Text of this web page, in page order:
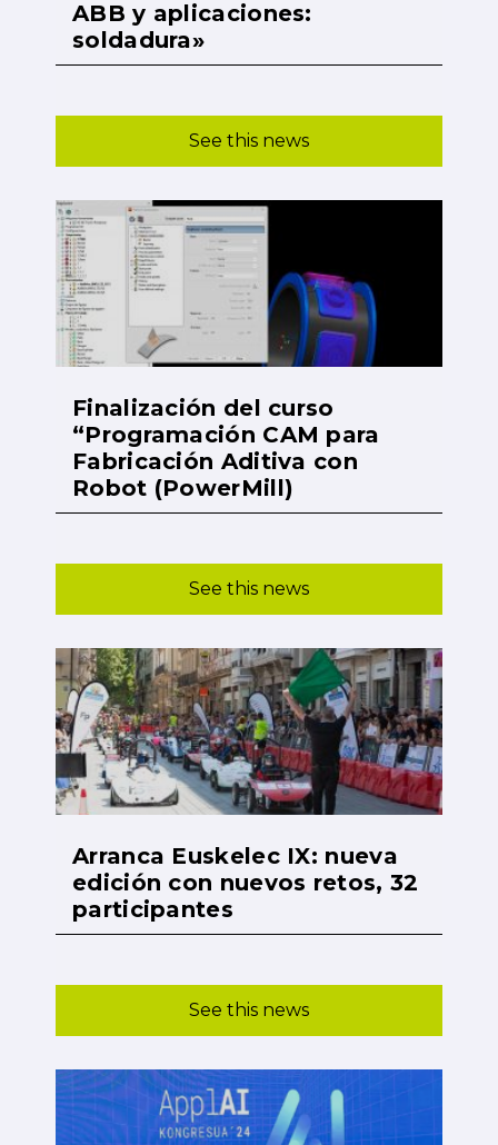
ABB y aplicaciones:
soldadura»
See this news
Finalización del curso
“Programación CAM para
Fabricación Aditiva con
Robot (PowerMill)
See this news
Arranca Euskelec IX: nueva
edición con nuevos retos, 32
participantes
See this news